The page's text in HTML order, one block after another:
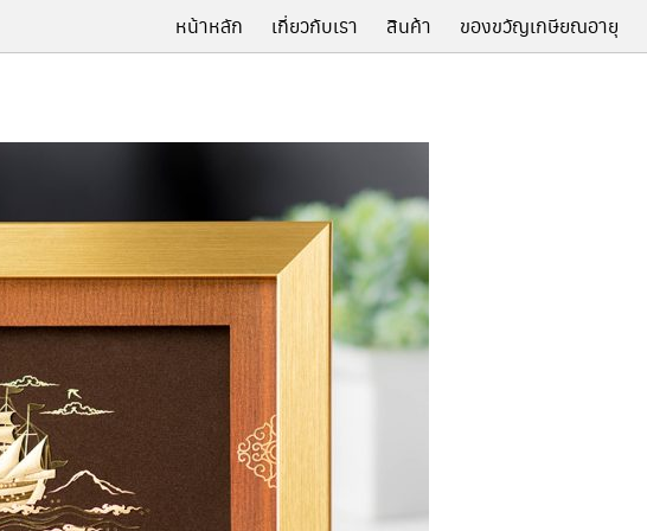
หน้าหลัก เกี่ยวกับเรา สินค้า ของขวัญเกษียณอายุ